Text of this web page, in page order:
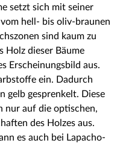
setzt sich mit seiner
hell- bis oliv-braunen
sind kaum zu
Holz dieser Bäume
Erscheinungsbild aus.
ein. Dadurch
gelb gesprenkelt. Diese
nur auf die optischen,
des Holzes aus.
es auch bei Lapacho-